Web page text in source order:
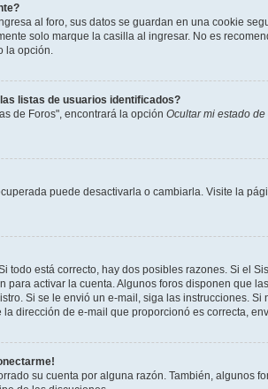
al foro, sus datos se guardan en una cookie
solo marque la casilla al ingresar. No es
la opción.
listas de usuarios identificados?
de Foros", encontrará la opción Ocultar mi estado
puede desactivarla o cambiarla. Visite la
todo está correcto, hay dos posibles razones. Si el
activar la cuenta. Algunos foros disponen que
Si se le envió un e-mail, siga las instrucciones.
dirección de e-mail que proporcionó es correcta,
su cuenta por alguna razón. También,